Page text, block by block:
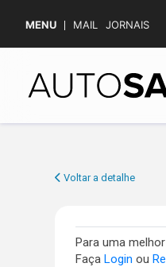
MENU MAIL JORNAIS
Voltar a detalhe
Para uma
Faça Login ou